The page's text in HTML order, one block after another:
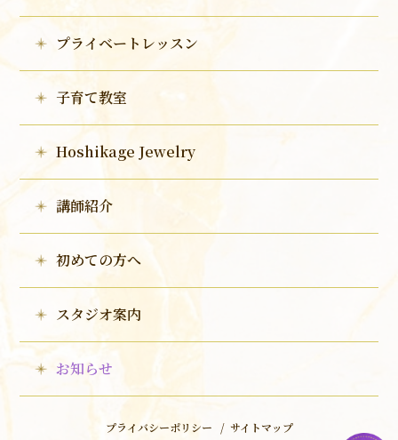
プライベートレッスン
子育て教室
Hoshikage Jewelry
講師紹介
初めての方へ
スタジオ案内
お知らせ
プライバシーポリシー サイトマップ